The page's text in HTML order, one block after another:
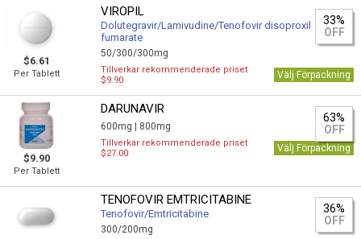
$6.61
Per Tablett
VIROPIL
Dolutegravir/Lamivudine/Tenofovir disoproxil
fumarate
50/300/300mg
33%
OFF
Tillverkar rekommenderade priset
$9.90
Välj Förpackning
$9.90
Per Tablett
DARUNAVIR
600mg | 800mg
63%
OFF
Tillverkar rekommenderade priset
$27.00
Välj Förpackning
TENOFOVIR EMTRICITABINE
Tenofovir/Emtricitabine
300/200mg
36%
OFF